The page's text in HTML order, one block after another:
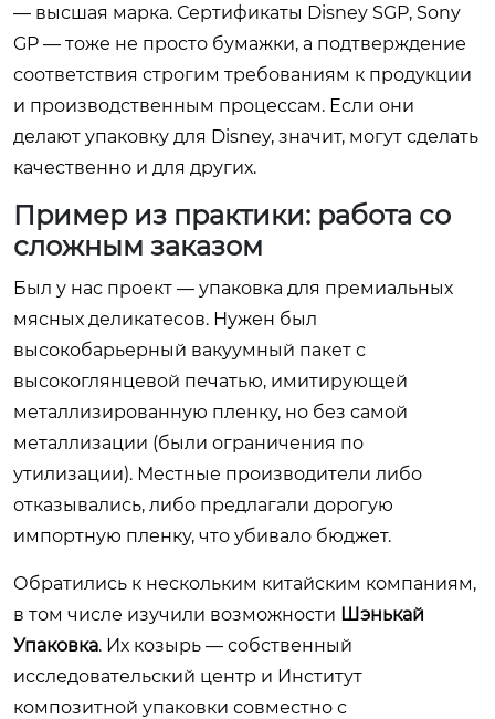
— высшая марка. Сертификаты Disney SGP, Sony
GP — тоже не просто бумажки, а подтверждение
соответствия строгим требованиям к продукции
и производственным процессам. Если они
делают упаковку для Disney, значит, могут сделать
качественно и для других.
Пример из практики: работа со
сложным заказом
Был у нас проект — упаковка для премиальных
мясных деликатесов. Нужен был
высокобарьерный вакуумный пакет с
высокоглянцевой печатью, имитирующей
металлизированную пленку, но без самой
металлизации (были ограничения по
утилизации). Местные производители либо
отказывались, либо предлагали дорогую
импортную пленку, что убивало бюджет.
Обратились к нескольким китайским компаниям,
в том числе изучили возможности Шэнькай
Упаковка. Их козырь — собственный
исследовательский центр и Институт
композитной упаковки совместно с